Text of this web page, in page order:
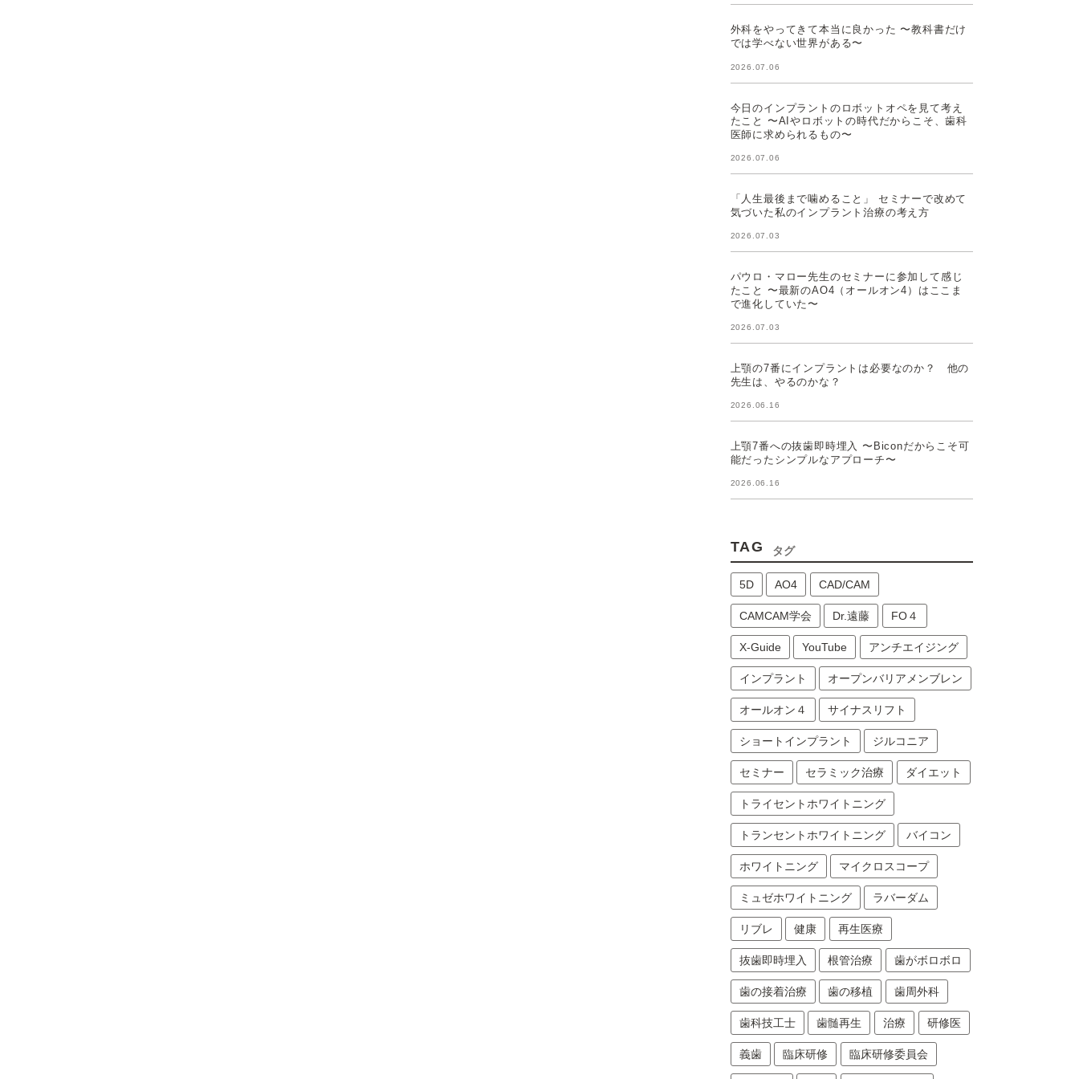
外科をやってきて本当に良かった 〜教科書だけ
では学べない世界がある〜
2026.07.06
今日のインプラントのロボットオペを見て考え
たこと 〜AIやロボットの時代だからこそ、歯科
医師に求められるもの〜
2026.07.06
「人生最後まで噛めること」 セミナーで改めて
気づいた私のインプラント治療の考え方
2026.07.03
パウロ・マロー先生のセミナーに参加して感じ
たこと 〜最新のAO4（オールオン4）はここま
で進化していた〜
2026.07.03
上顎の7番にインプラントは必要なのか？ 他の
先生は、やるのかな？
2026.06.16
上顎7番への抜歯即時埋入 〜Biconだからこそ可
能だったシンプルなアプローチ〜
2026.06.16
TAG タグ
5D AO4 CAD/CAM
CAMCAM学会 Dr.遠藤 FO４
X-Guide YouTube アンチエイジング
インプラント オープンバリアメンブレン
オールオン４ サイナスリフト
ショートインプラント ジルコニア
セミナー セラミック治療 ダイエット
トライセントホワイトニング
トランセントホワイトニング バイコン
ホワイトニング マイクロスコープ
ミュゼホワイトニング ラバーダム
リブレ 健康 再生医療
抜歯即時埋入 根管治療 歯がボロボロ
歯の接着治療 歯の移植 歯周外科
歯科技工士 歯髄再生 治療 研修医
義歯 臨床研修 臨床研修委員会